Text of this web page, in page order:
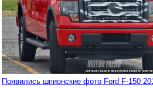
Появились шпионские фото Ford F-150